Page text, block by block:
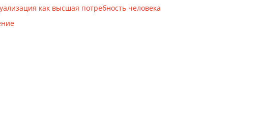
как высшая потребность человека